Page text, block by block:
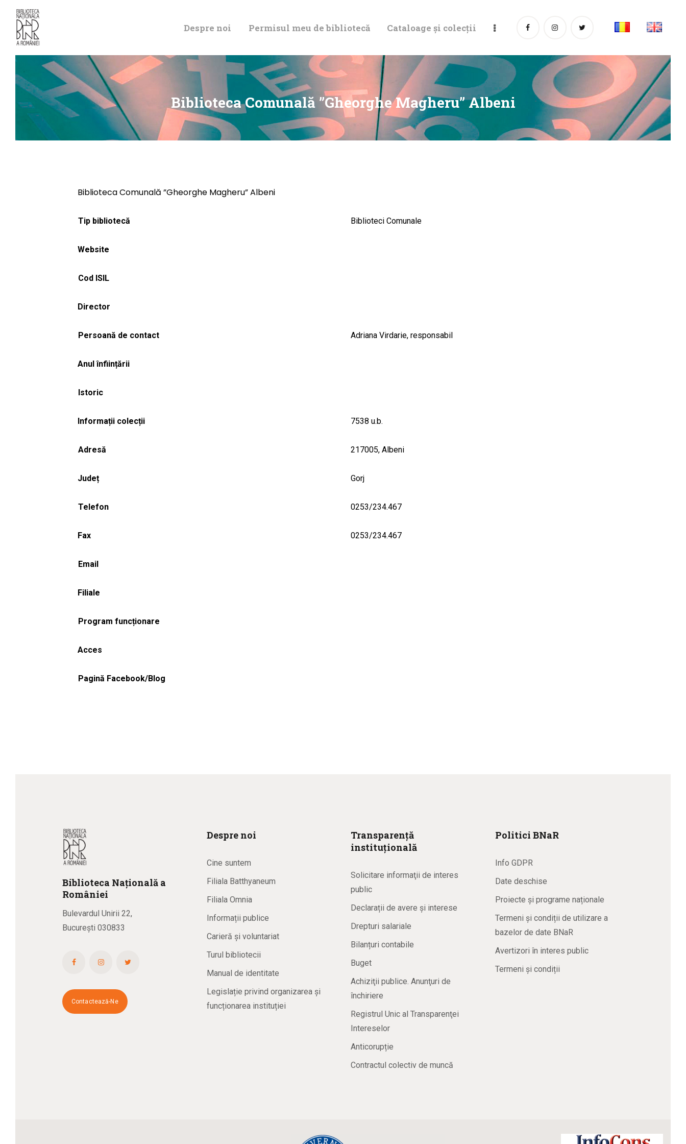
Despre noi Permisul meu de bibliotecă Cataloage și colecții
Biblioteca Comunală ”Gheorghe Magheru” Albeni
DE BIBLIOTECĂ
CATALOAGE ȘI
COLECȚII
Biblioteca Comunală ”Gheorghe Magheru” Albeni
Tip bibliotecă Biblioteci Comunale
Website
Cod ISIL
Director
Persoană de contact Adriana Virdarie, responsabil
Anul înființării
Istoric
Informații colecții 7538 u.b.
Adresă 217005, Albeni
Județ Gorj
Telefon 0253/234.467
Fax 0253/234.467
Email
Filiale
Program funcționare
Acces
Pagină Facebook/Blog
Biblioteca Națională a
României
Bulevardul Unirii 22,
București 030833
Contactează-Ne
Despre noi
Cine suntem
Filiala Batthyaneum
Filiala Omnia
Informații publice
Carieră și voluntariat
Turul bibliotecii
Manual de identitate
Legislație privind organizarea și
funcționarea instituției
Transparență
instituțională
Solicitare informaţii de interes
public
Declarații de avere și interese
Drepturi salariale
Bilanțuri contabile
Buget
Achiziţii publice. Anunţuri de
închiriere
Registrul Unic al Transparenţei
Intereselor
Anticorupție
Contractul colectiv de muncă
Politici BNaR
Info GDPR
Date deschise
Proiecte și programe naționale
Termeni și condiții de utilizare a
bazelor de date BNaR
Avertizori în interes public
Termeni și condiții